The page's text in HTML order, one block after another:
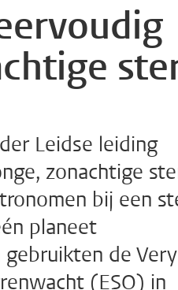
Leidse leiding
zonachtige
bij een
planeet
de Very
(ESO) in